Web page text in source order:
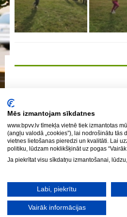
Aktualizētais pašvērtējuma ziņojums
Aktualizētais pašvērtējuma ziņojums
Biedrība
BPVV ciklogramma
Nolikums
Konvents
Latvijas Koks "Biedra sertifikāts"
Vispārējās izglītības programmas
Valsts aizsardzības mācību programma
Mēs izmantojam sīkdatnes
www.bpvv.lv tīmekļa vietnē tiek izmantotas
(angļu valodā „cookies”), lai nodrošinātu tās
vietnes lietošanas pieredzi un kvalitāti. Lai
politiku, lūdzam noklikšķināt uz pogas
Ja piekrītat visu sīkdatņu izmantošanai,
Labi, piekrītu
Vairāk informācijas